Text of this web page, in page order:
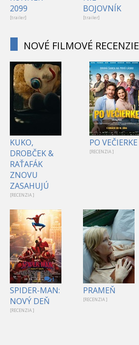
2099
[trailer]
BOJOVNÍK
[trailer]
NOVÉ FILMOVÉ RECENZIE
KUKO,
DROBČEK &
RAŤAFÁK
ZNOVU
ZASAHUJÚ
[RECENZIA ]
PO VEČIERKE
[RECENZIA ]
1
SPIDER-MAN:
NOVÝ DEŇ
[RECENZIA ]
PRAMEŇ
[RECENZIA ]